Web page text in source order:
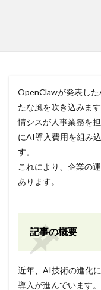
OpenClawが発表し
たな風を吹き込みます
情シスが人事業務を
にAI導入費用を組み
す。
これにより、企業の
あります。
記事の概要
近年、AI技術の進化
導入が進んでいます。